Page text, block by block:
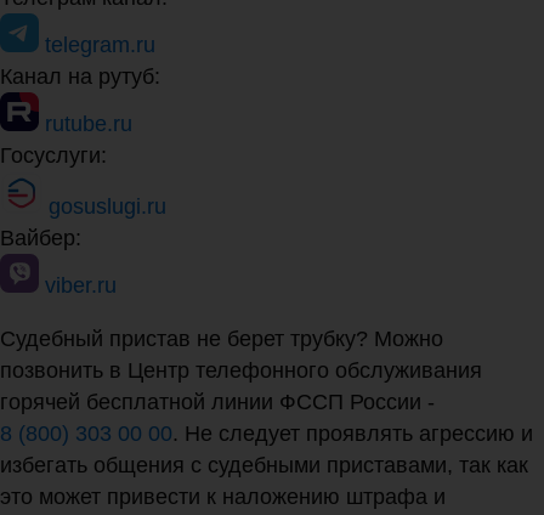
telegram.ru
Канал на рутуб:
rutube.ru
Госуслуги:
gosuslugi.ru
Вайбер:
viber.ru
Судебный пристав не берет трубку? Можно
позвонить в Центр телефонного обслуживания
горячей бесплатной линии ФССП России -
8 (800) 303 00 00. Не следует проявлять агрессию и
избегать общения с судебными приставами, так как
это может привести к наложению штрафа и